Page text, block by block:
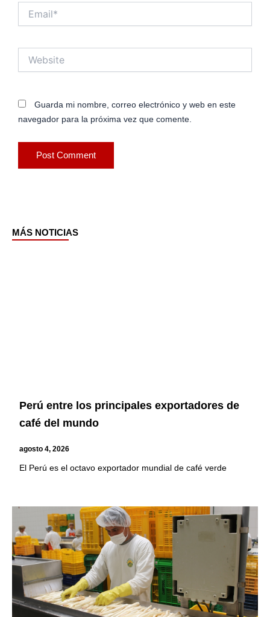
Guarda mi nombre, correo electrónico y web en este
navegador para la próxima vez que comente.
MÁS NOTICIAS
Perú entre los principales exportadores de
café del mundo
agosto 4, 2026
El Perú es el octavo exportador mundial de café verde